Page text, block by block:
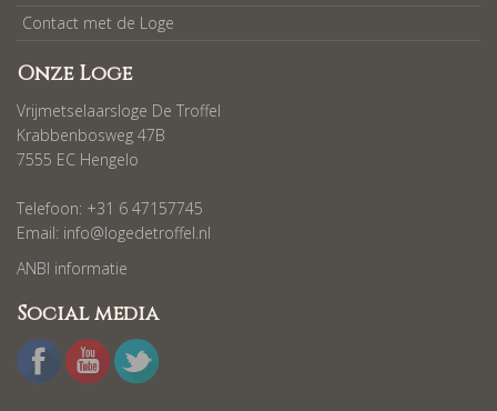
Contact met de Loge
Onze Loge
Vrijmetselaarsloge De Troffel
Krabbenbosweg 47B
7555 EC Hengelo
Telefoon: +31 6 47157745
Email: info@logedetroffel.nl
ANBI informatie
Social media